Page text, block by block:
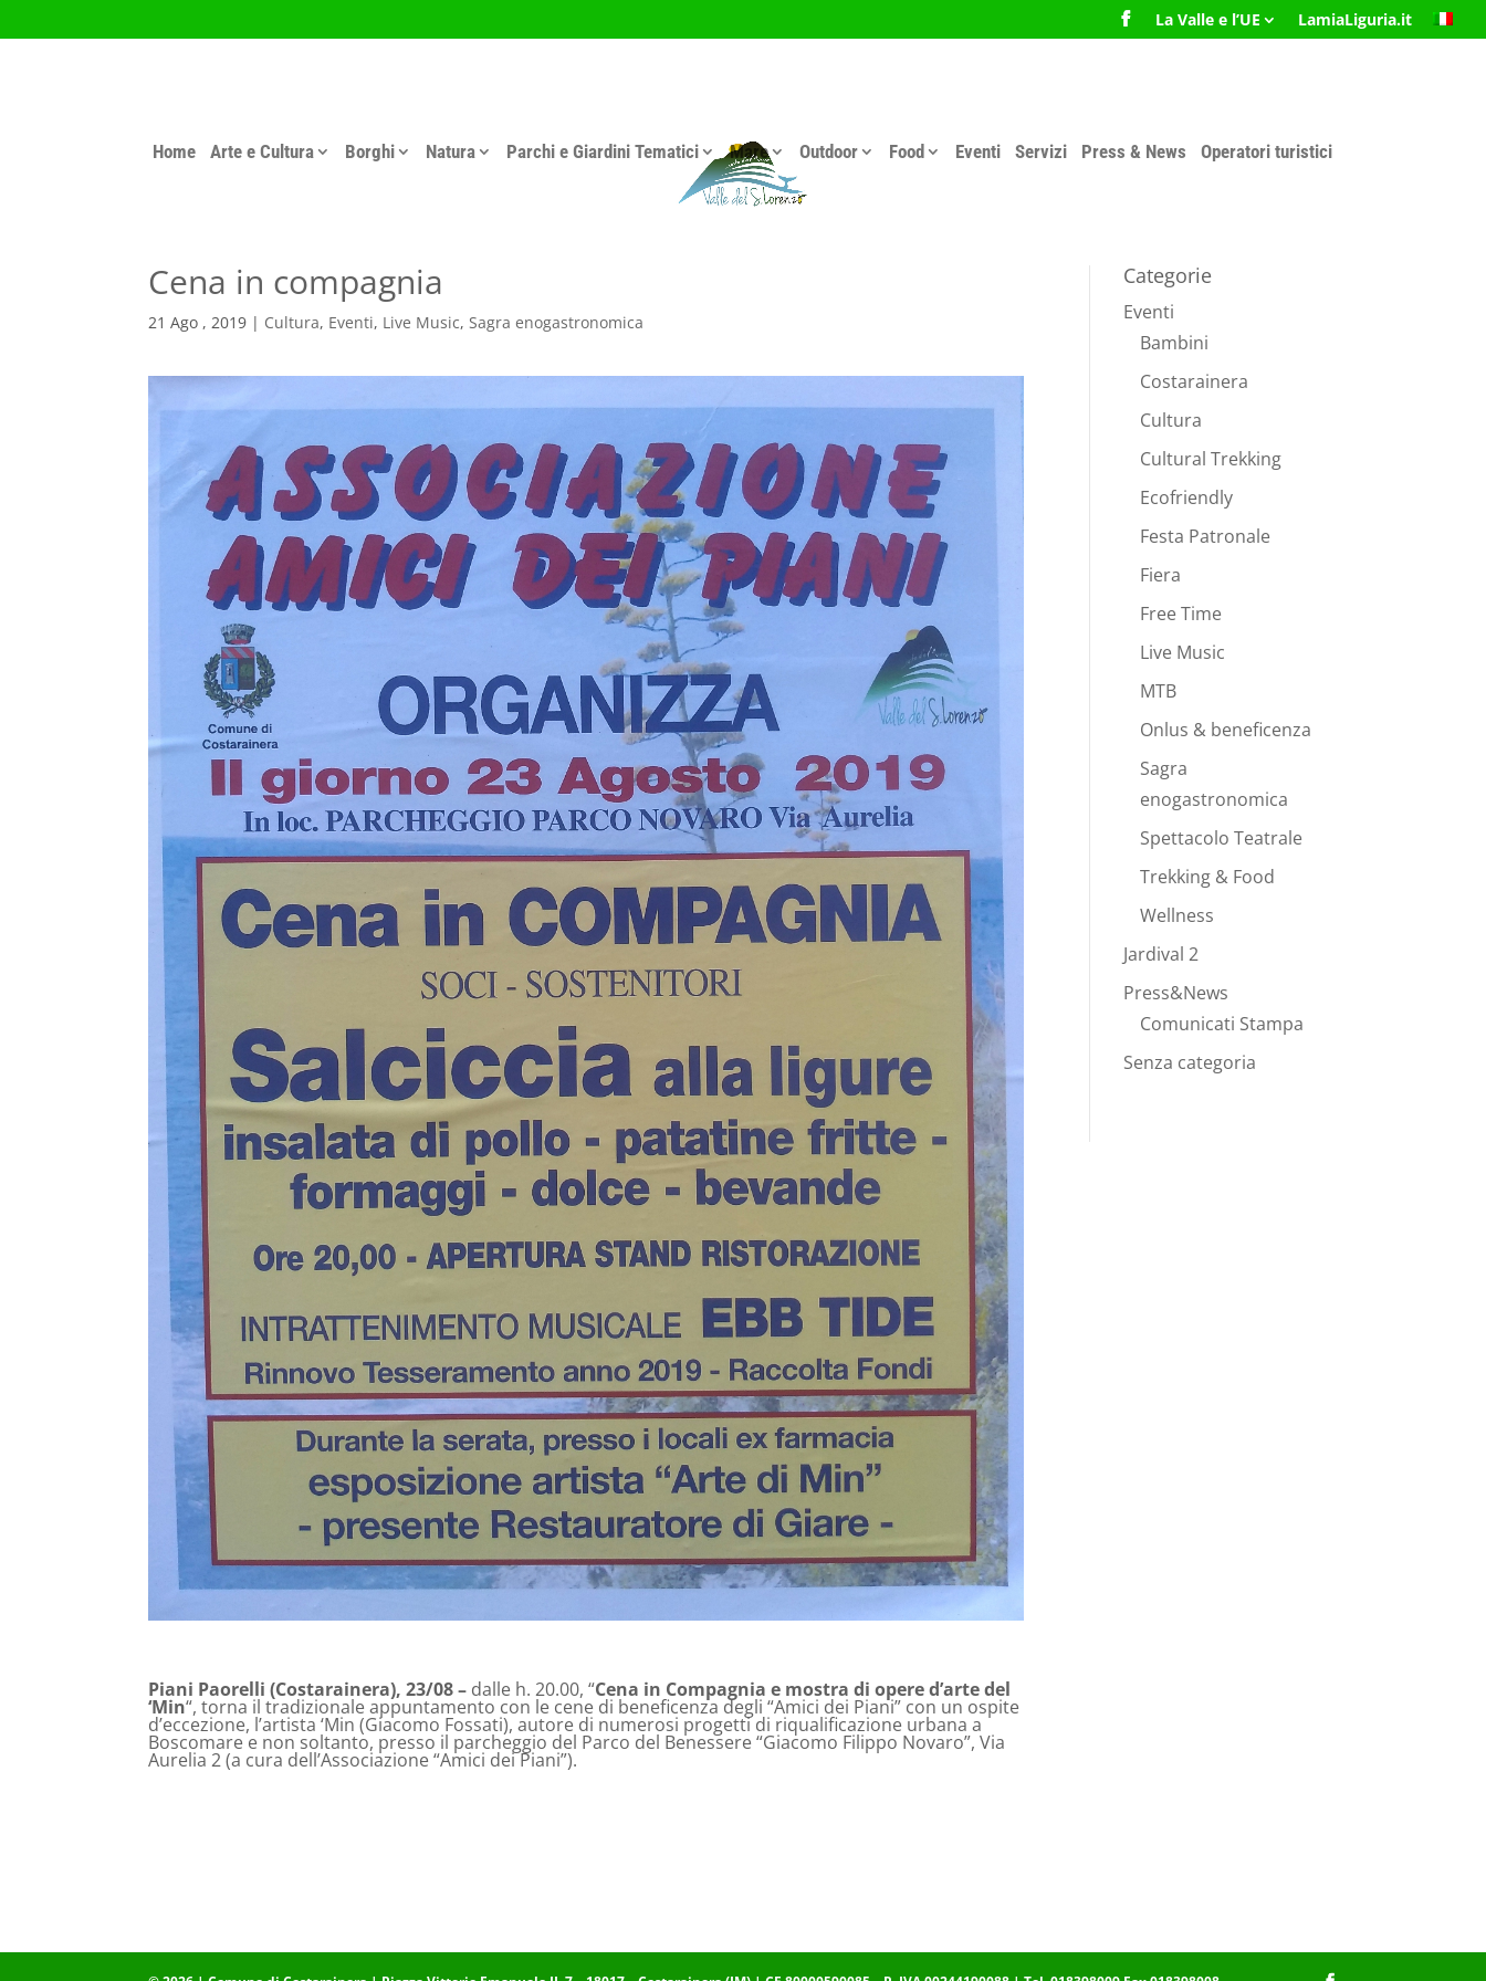
La Valle e l’UE LamiaLiguria.it
Home Arte e Cultura Borghi Natura Parchi e Giardini Tematici Mare Outdoor Food Eventi Servizi Press & News Operatori turistici
Cena in compagnia
21 Ago , 2019 | Cultura, Eventi, Live Music,Sagra enogastronomica
Piani Paorelli (Costarainera), 23/08 – dalle h. 20.00, “Cena in Compagnia e mostra di opere d’arte del
‘Min“, torna il tradizionale appuntamento con le cene di beneficenza degli “Amici dei Piani” con un ospite
d’eccezione, l’artista ‘Min (Giacomo Fossati), autore di numerosi progetti di riqualificazione urbana a
Boscomare e non soltanto, presso il parcheggio del Parco del Benessere “Giacomo Filippo Novaro”, Via
Aurelia 2 (a cura dell’Associazione “Amici dei Piani”).
Categorie
Eventi
Bambini
Costarainera
Cultura
Cultural Trekking
Ecofriendly
Festa Patronale
Fiera
Free Time
Live Music
MTB
Onlus & beneficenza
Sagra
enogastronomica
Spettacolo Teatrale
Trekking & Food
Wellness
Jardival 2
Press&News
Comunicati Stampa
Senza categoria